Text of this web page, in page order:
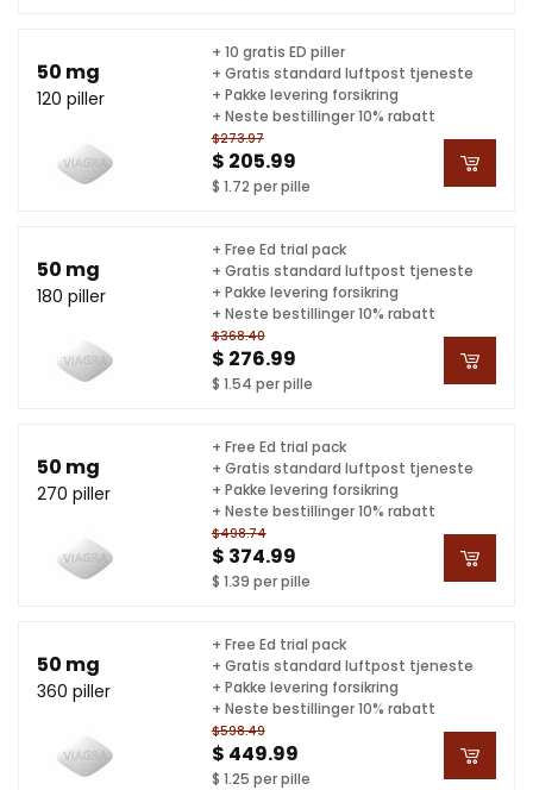
50 mg
120 piller
$273.97
$ 205.99
$ 1.72 per pille
+ 10 gratis ED piller
+ Gratis standard luftpost tjeneste
+ Pakke levering forsikring
+ Neste bestillinger 10% rabatt
50 mg
180 piller
$368.40
$ 276.99
$ 1.54 per pille
+ Free Ed trial pack
+ Gratis standard luftpost tjeneste
+ Pakke levering forsikring
+ Neste bestillinger 10% rabatt
50 mg
270 piller
$498.74
$ 374.99
$ 1.39 per pille
+ Free Ed trial pack
+ Gratis standard luftpost tjeneste
+ Pakke levering forsikring
+ Neste bestillinger 10% rabatt
50 mg
360 piller
$598.49
$ 449.99
$ 1.25 per pille
+ Free Ed trial pack
+ Gratis standard luftpost tjeneste
+ Pakke levering forsikring
+ Neste bestillinger 10% rabatt